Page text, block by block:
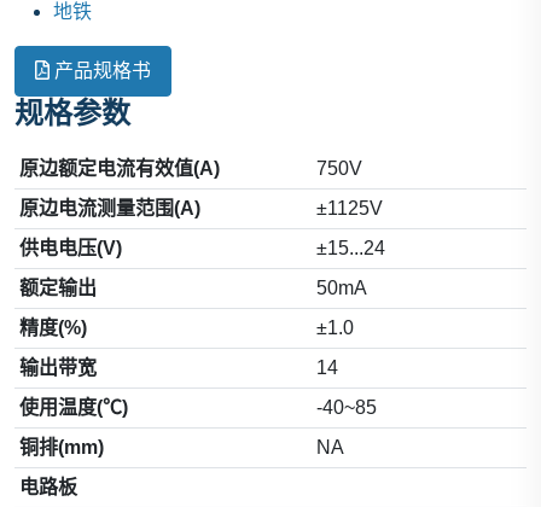
地铁
产品规格书
规格参数
原边额定电流有效值(A)
750V
原边电流测量范围(A)
±1125V
供电电压(V)
±15...24
额定输出
50mA
精度(%)
±1.0
输出带宽
14
使用温度(℃)
-40~85
铜排(mm)
NA
电路板